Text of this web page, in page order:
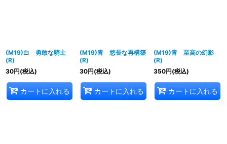
(M19)白 勇敢な騎士
(R)
30円(税込)
カートに入れる
(M19)青 悠長な再構築
(R)
30円(税込)
カートに入れる
(M19)青 至高の幻影
(R)
350円(税込)
カートに入れる